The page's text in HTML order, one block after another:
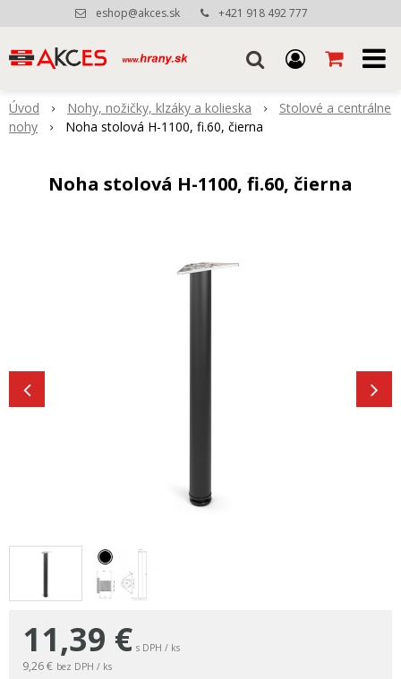
eshop@akces.sk +421 918 492 777
Úvod Nohy, nožičky, klzáky a kolieska
Stolové a centrálne
nohy
Noha stolová H-1100, fi.60, čierna
Noha stolová H-1100, fi.60, čierna
11,39 € s DPH / ks
9,26 € bez DPH / ks